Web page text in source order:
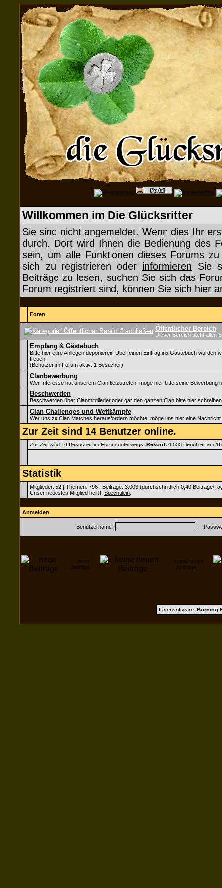
Willkommen im Die Glücksritter
Sie sind nicht angemeldet. Wenn dies Ihr
durch. Dort wird Ihnen die Bedienung des
sein, um alle Funktionen dieses Forums
sich zu registrieren oder informieren Sie
Beiträge zu lesen, suchen Sie sich das
Forum registriert sind, können Sie sich hier
Foren
Öffentlicher Bereich
Dieser Bereich steht allen
Empfang & Gästebuch
Bitte hier eure Anliegen deponieren. Über einen Eintrag ins Gästebuch würden
freuen.
(Benutzer im Forum aktiv: 1 Besucher)
Clanbewerbung
Wer Interesse hat unserem Clan beizutreten, möge hier bitte seine Bewerbung
Beschwerden
Beschwerden über Clanmitglieder oder gar den ganzen Clan bitte hier
Clan Challenges und Wettkämpfe
Wer uns zu Clan Matches herausfordern möchte, möge uns hier eine Nachricht
Zur Zeit sind 14 Benutzer online.
Zur Zeit sind 14 Besucher im Forum unterwegs. Rekord: 4.533 Benutzer am
Statistik
Mitglieder: 52 | Themen: 796 | Beiträge: 3.003 (durchschnittlich 0,40 Beiträge/
Unser neuestes Mitglied heißt: Spechtilein
Anmelden
Benutzername:
neue
Beiträge
keine neuen
Beiträge
Forensoftware: Burning